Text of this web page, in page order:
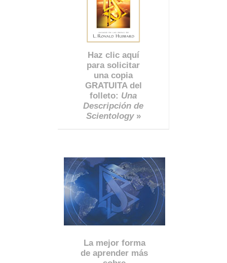
Haz clic aquí
para solicitar
una copia
GRATUITA del
folleto: Una
Descripción de
Scientology»
La mejor forma
de aprender más